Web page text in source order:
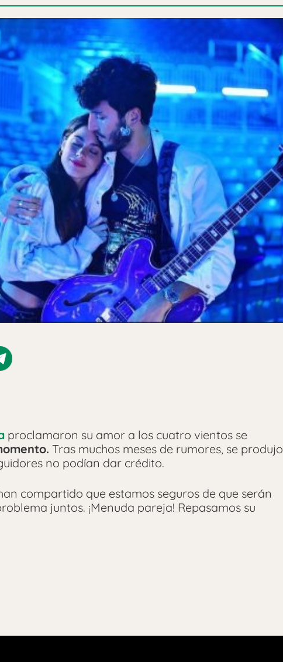
proclamaron su amor a los cuatro vientos se
Tras muchos meses de rumores, se produjo
no podían dar crédito.
compartido que estamos seguros de que serán
juntos. ¡Menuda pareja! Repasamos su